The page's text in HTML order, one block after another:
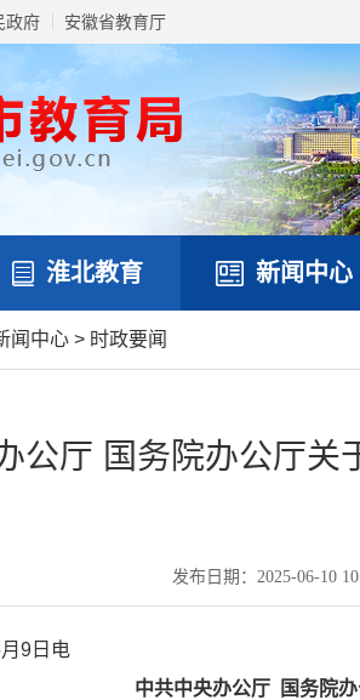
政府 安徽省教育厅
淮北教育 新闻中心
闻中心 > 时政要闻
公厅 国务院办公厅关
发布日期：2025-06-10
9日电
中共中央办公厅 国务院